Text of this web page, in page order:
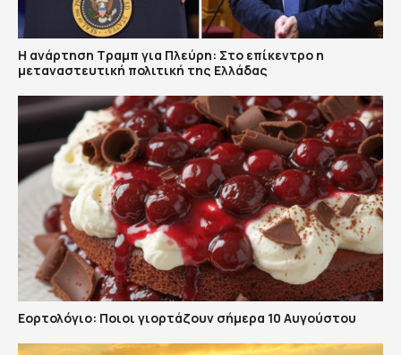
Η ανάρτηση Τραμπ για Πλεύρη: Στο επίκεντρο η
μεταναστευτική πολιτική της Ελλάδας
Εορτολόγιο: Ποιοι γιορτάζουν σήμερα 10 Αυγούστου